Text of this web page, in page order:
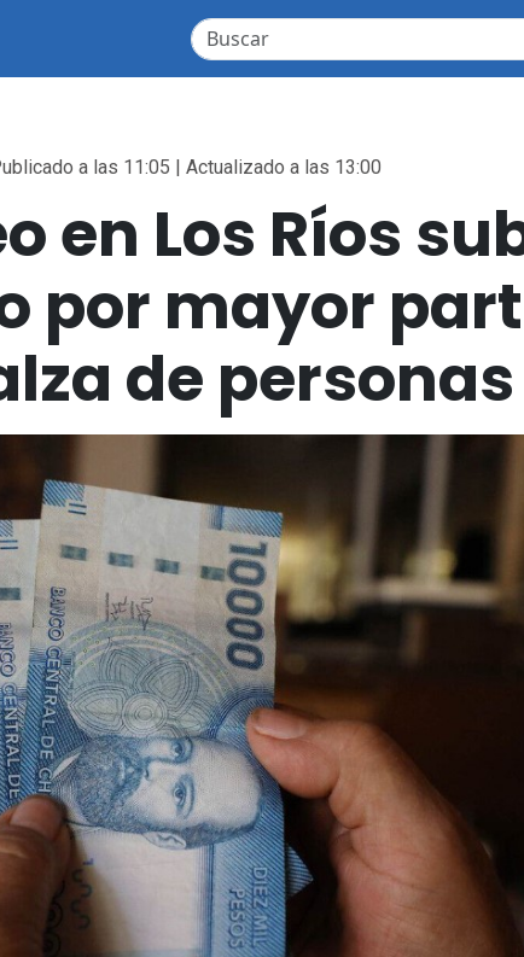
a las 11:05 | Actualizado a las 13:00
en Los Ríos
por mayor
de